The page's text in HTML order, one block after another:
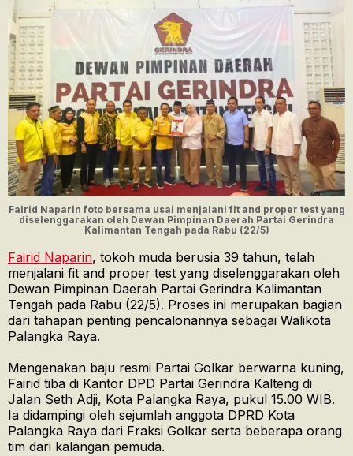
Fairid Naparin foto bersama usai menjalani fit and proper test yang
diselenggarakan oleh Dewan Pimpinan Daerah Partai Gerindra
Kalimantan Tengah pada Rabu (22/5)
Fairid Naparin, tokoh muda berusia 39 tahun, telah
menjalani fit and proper test yang diselenggarakan oleh
Dewan Pimpinan Daerah Partai Gerindra Kalimantan
Tengah pada Rabu (22/5). Proses ini merupakan bagian
dari tahapan penting pencalonannya sebagai Walikota
Palangka Raya.
Mengenakan baju resmi Partai Golkar berwarna kuning,
Fairid tiba di Kantor DPD Partai Gerindra Kalteng di
Jalan Seth Adji, Kota Palangka Raya, pukul 15.00 WIB.
Ia didampingi oleh sejumlah anggota DPRD Kota
Palangka Raya dari Fraksi Golkar serta beberapa orang
tim dari kalangan pemuda.